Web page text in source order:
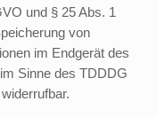
und § 25 Abs. 1
von
im Endgerät des
Sinne des TDDDG